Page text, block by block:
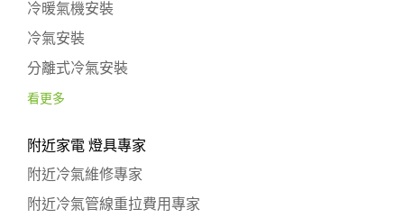
冷暖氣機安裝
冷氣安裝
分離式冷氣安裝
看更多
附近家電 燈具專家
附近冷氣維修專家
附近冷氣管線重拉費用專家